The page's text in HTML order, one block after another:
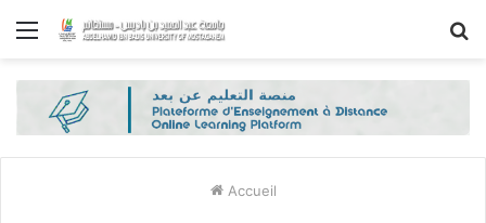
Menu
Accueil